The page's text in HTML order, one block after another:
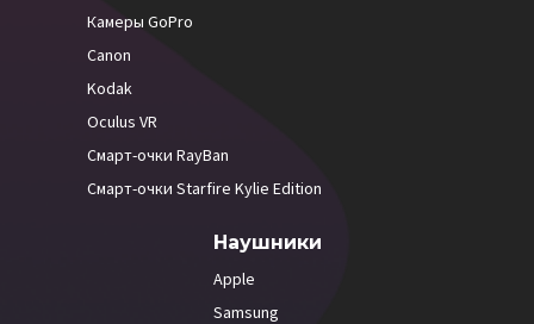
Камеры GoPro
Canon
Kodak
Oculus VR
Смарт-очки RayBan
Смарт-очки Starfire Kylie Edition
Наушники
Apple
Samsung